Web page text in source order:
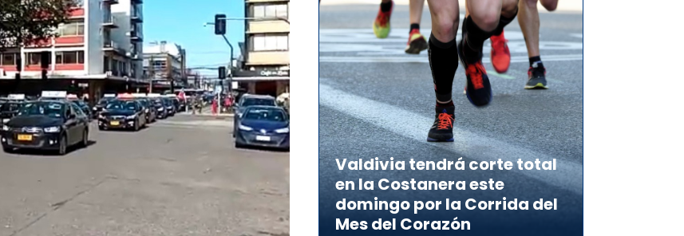
Valdivia tendrá corte total
en la Costanera este
domingo por la Corrida del
Mes del Corazón